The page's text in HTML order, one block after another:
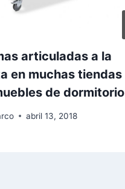
articuladas a la
en muchas tiendas
de dormitorio
abril 13, 2018